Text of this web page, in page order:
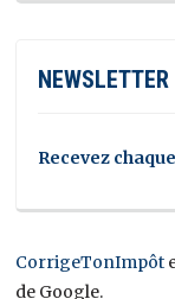
NEWSLETTER
Recevez
CorrigeTonImpôt
de Google.